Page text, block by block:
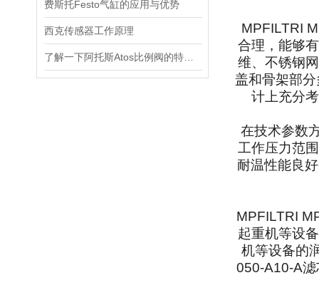
费斯托Festo气缸的应用与优势
西克传感器工作原理
MPFILTRI
合理，能够
维、不锈钢
盖和骨架部
计上充分
在技术参数
工作压力范
耐温性能良
MPFILTRI
起重机等设
机等设备的
050-A10-A